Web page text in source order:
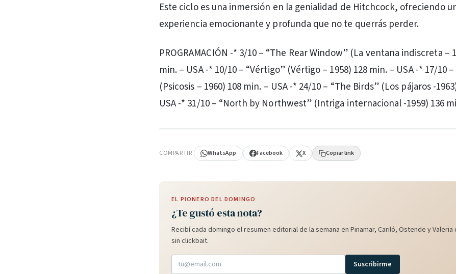
Este ciclo es una inmersión en la genialidad de Hitchcock, ofreciendo
experiencia emocionante y profunda que no te querrás perder.
PROGRAMACIÓN -* 3/10 – “The Rear Window” (La ventana indiscreta –
min. – USA -* 10/10 – “Vértigo” (Vértigo – 1958) 128 min. – USA -* 17/10
(Psicosis – 1960) 108 min. – USA -* 24/10 – “The Birds” (Los pájaros -
USA -* 31/10 – “North by Northwest” (Intriga internacional -1959) 136
COMPARTIR WhatsApp Facebook X Copiar link
EL PIONERO DEL DOMINGO
¿Te gustó esta nota?
Recibí cada domingo el resumen editorial de la semana en Pinamar, Cariló, Ostende y Valeria
sin clickbait.
Suscribirme